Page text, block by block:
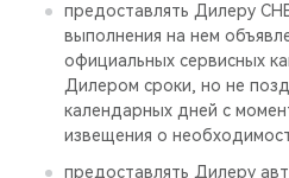
предоставлять Дилеру
выполнения на нем
официальных сервисных
Дилером сроки, но не
календарных дней с
извещения о
предоставлять Дилеру